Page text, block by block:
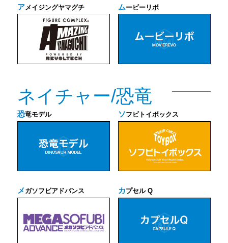
アメイジングヤマグチ ムービーリボ
ネイチャー/恐竜
恐竜モデル ソフビトイボックス
メ ガソフビアドバンス カプセル Q